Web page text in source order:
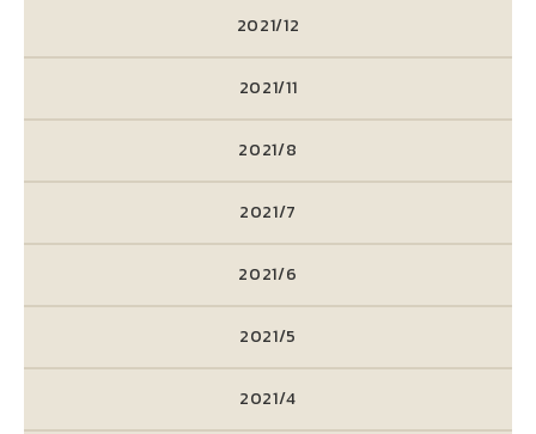
2021/12
2021/11
2021/8
2021/7
2021/6
2021/5
2021/4